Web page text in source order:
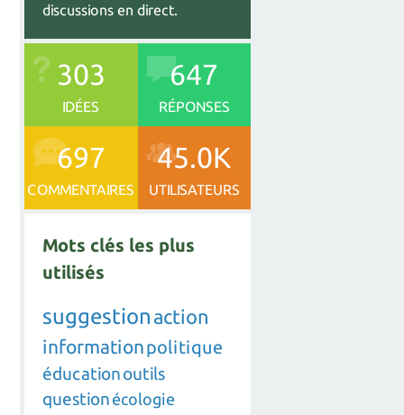
discussions en direct.
303
IDÉES
647
RÉPONSES
697
COMMENTAIRES
45.0K
UTILISATEURS
Mots clés les plus
utilisés
suggestion action
informationpolitique
éducationoutils
question écologie